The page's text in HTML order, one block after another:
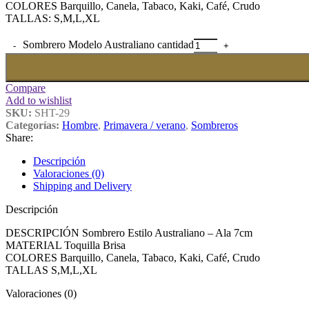
COLORES Barquillo, Canela, Tabaco, Kaki, Café, Crudo
TALLAS: S,M,L,XL
Sombrero Modelo Australiano cantidad
Compare
Add to wishlist
SKU: SHT-29
Categorías: Hombre, Primavera / verano, Sombreros
Share:
Descripción
Valoraciones (0)
Shipping and Delivery
Descripción
DESCRIPCIÓN Sombrero Estilo Australiano – Ala 7cm
MATERIAL Toquilla Brisa
COLORES Barquillo, Canela, Tabaco, Kaki, Café, Crudo
TALLAS S,M,L,XL
Valoraciones (0)